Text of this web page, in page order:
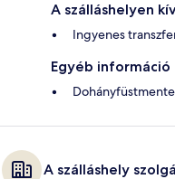
A szálláshelyen
Ingyenes
Egyéb információ
A szálláshely